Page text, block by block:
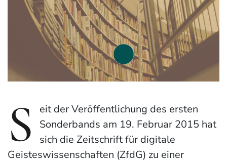
S
eit der Veröffentlichung des ersten
Sonderbands am 19. Februar 2015 hat
sich die Zeitschrift für digitale
Geisteswissenschaften (ZfdG) zu einer